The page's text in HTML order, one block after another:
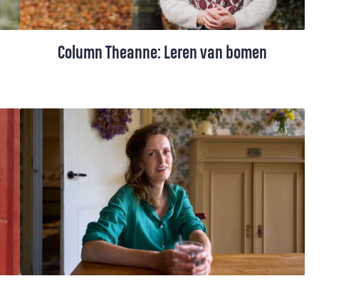
Column Theanne: Leren van bomen
machtsvertoon stuit Theanne Boer op een
prachtig sprookje in de Bijbel waarin
bomen de mensen een les leren. Wie het
minst geschikt is om te heersen, is er het
meest fanatiek op uit.